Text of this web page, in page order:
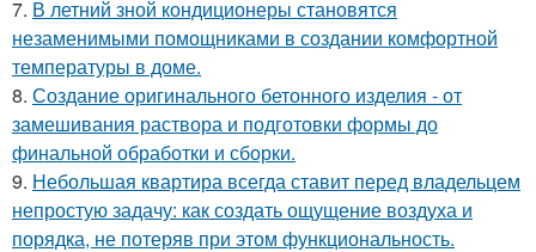
7. В летний зной кондиционеры становятся
незаменимыми помощниками в создании комфортной
температуры в доме.
8. Создание оригинального бетонного изделия - от
замешивания раствора и подготовки формы до
финальной обработки и сборки.
9. Небольшая квартира всегда ставит перед владельцем
непростую задачу: как создать ощущение воздуха и
порядка, не потеряв при этом функциональность.